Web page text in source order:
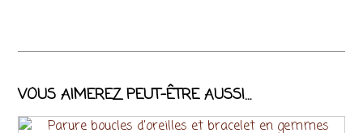
VOUS AIMEREZ PEUT-ÊTRE AUSSI…